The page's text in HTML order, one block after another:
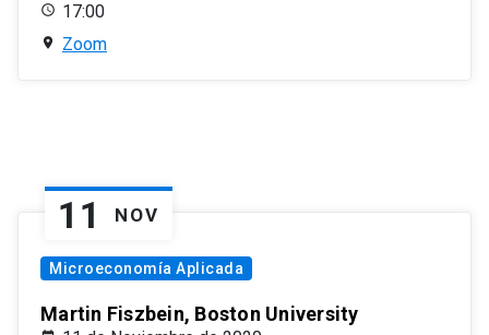
17:00
Zoom
11 NOV
Microeconomía Aplicada
Martin Fiszbein, Boston University